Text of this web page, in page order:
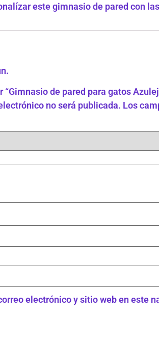
este gimnasio de pared con
“Gimnasio de pared para gatos
no será publicada. Los
electrónico y sitio web en este